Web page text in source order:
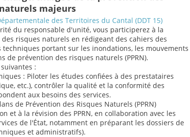
majeurs
des Territoires du Cantal (DDT 15)
du responsable d'unité, vous participerez à la
risques naturels en rédigeant des cahiers des
portant sur les inondations, les mouvements
de prévention des risques naturels (PPRN).
:
: Piloter les études confiées à des prestataires
etc.), contrôler la qualité et la conformité des
aux besoins des services.
de Prévention des Risques Naturels (PPRN)
et à la révision des PPRN, en collaboration avec les
de l'État, notamment en préparant les dossiers de
et administratifs).